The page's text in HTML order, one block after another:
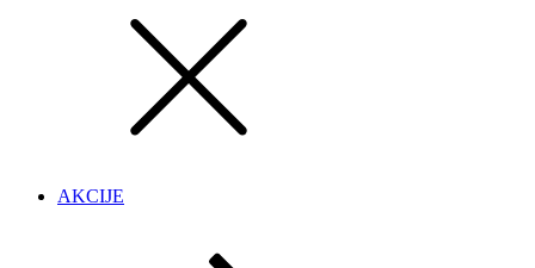
AKCIJE